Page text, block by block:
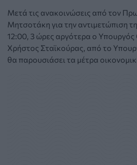
Μετά τις ανακοινώσεις από τον
Μητσοτάκη για την αντιμετώπιση
12:00, 3 ώρες αργότερα ο
Χρήστος Σταϊκούρας, από το
θα παρουσιάσει τα μέτρα